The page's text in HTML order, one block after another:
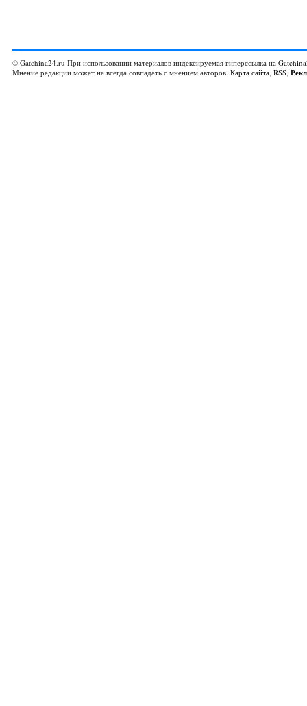
© Gatchina24.ru При использовании материалов индексируемая гиперссылка на
Мнение редакции может не всегда совпадать с мнением авторов. Карта сайта, RSS,